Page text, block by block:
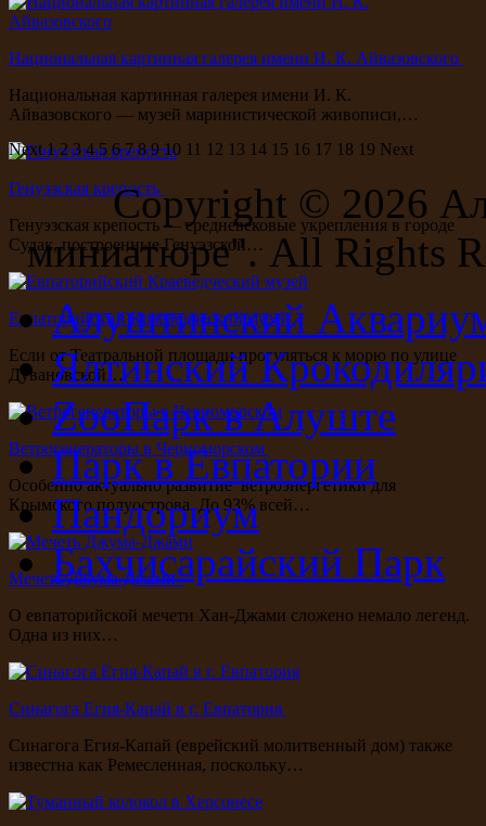
Национальная картинная галерея имени И. К. Айвазовского
Национальная картинная галерея имени И. К.
Айвазовского — музей маринистической живописи,…
Генуэзская крепость
Генуэзская крепость — средневековые укрепления в городе
Судак, построенные Генуэзской…
Евпаторийский Краеведческий музей
Если от Театральной площади прогуляться к морю по улице
Дувановской…
Ветрогенераторы в Черноморском
Особенно актуально развитие ветроэнергетики для
Крымского полуострова. До 93% всей…
Мечеть Джума-Джами
О евпаторийской мечети Хан-Джами сложено немало легенд.
Одна из них…
Синагога Егия-Капай в г. Евпатория
Синагога Егия-Капай (еврейский молитвенный дом) также
известна как Ремесленная, поскольку…
Next12345678910 11 12 13 14 15 16 17 18 19 Next
Copyright © 2026
миниатюре". All Rights
Алуштинский
Ялтинский
ZooПарк в Алуште
Парк в Евпатории
Пандориум
Бахчисарайский Парк